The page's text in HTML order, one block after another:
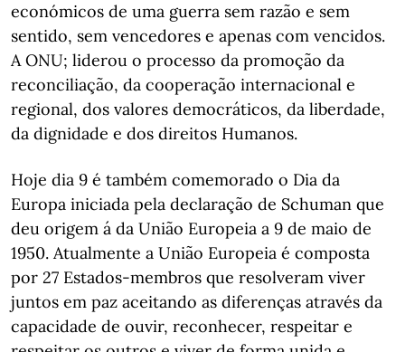
económicos de uma guerra sem razão e sem
sentido, sem vencedores e apenas com vencidos.
A ONU; liderou o processo da promoção da
reconciliação, da cooperação internacional e
regional, dos valores democráticos, da liberdade,
da dignidade e dos direitos Humanos.
Hoje dia 9 é também comemorado o Dia da
Europa iniciada pela declaração de Schuman que
deu origem á da União Europeia a 9 de maio de
1950. Atualmente a União Europeia é composta
por 27 Estados-membros que resolveram viver
juntos em paz aceitando as diferenças através da
capacidade de ouvir, reconhecer, respeitar e